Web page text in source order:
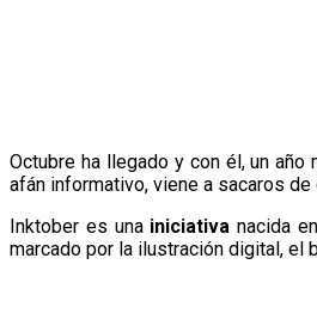
Octubre ha llegado y con él, un año
afán informativo, viene a sacaros de
Inktober es una iniciativa nacida en
marcado por la ilustración digital, el